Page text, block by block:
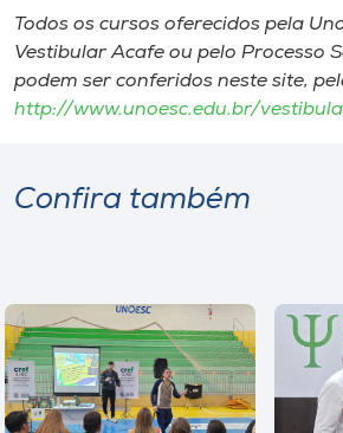
Todos os cursos oferecidos pela
Vestibular Acafe ou pelo Processo
podem ser conferidos neste site,
http://www.unoesc.edu.br/
Confira também